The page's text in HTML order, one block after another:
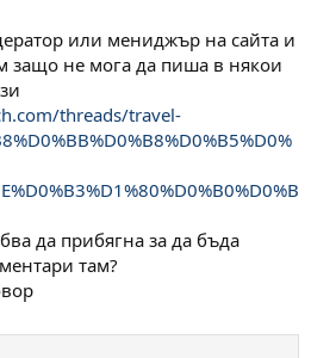
или мениджър на сайта и
защо не мога да пиша в някои
threads/travel-
да прибягна за да бъда
там?